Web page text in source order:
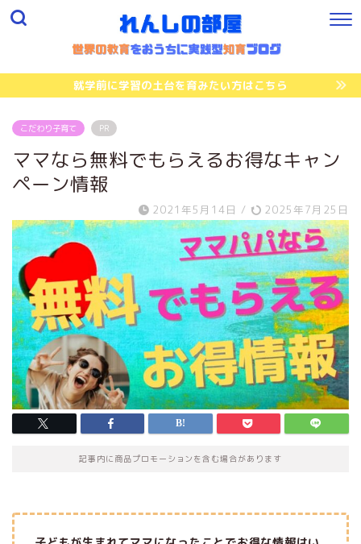
就学前に学習の土台を育みたい方はこちら
こだわり子育て PR
ママなら無料でもらえるお得なキャン
ペーン情報
2021年5月14日 / 2025年7月25日
記事内に商品プロモーションを含む場合があります